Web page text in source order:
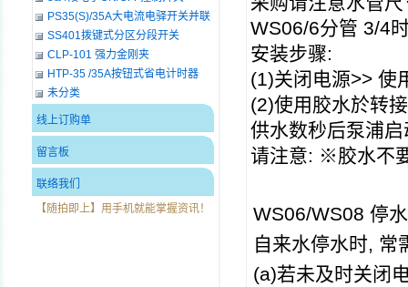
WS06/6分管 3/4
安装步骤:
(1)关闭电源>> 使
(2)使用胶水於转
供水数秒后泵浦启
请注意: ※胶水不
WS06/WS08 停
自来水停水时, 常
(a)若未及时关闭
PS35(S)/35A大电流电驿开关并联
RS接点系列
SS401拨键式分区分段开关
CLP-101 强力金刚夹
HTP-35 /35A按钮式省电计时器
未分类
线上订购单
留言板
联络我们
【随拍即上】用手机就能掌握资讯！